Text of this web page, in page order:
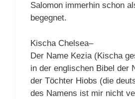
Salomon immerhin schon
begegnet.
Kischa Chelsea–
Der Name Kezia (Kischa
in der englischen Bibel der
der Töchter Hiobs (die
des Namens ist mir nicht